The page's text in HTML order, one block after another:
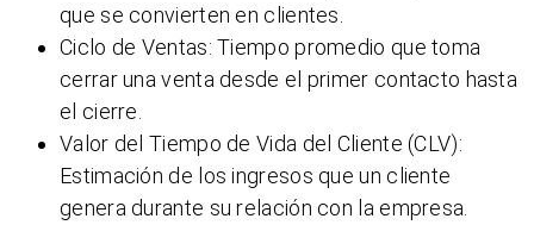
que se convierten en clientes.
Ciclo de Ventas: Tiempo promedio que toma
cerrar una venta desde el primer contacto hasta
el cierre.
Valor del Tiempo de Vida del Cliente (CLV):
Estimación de los ingresos que un cliente
genera durante su relación con la empresa.